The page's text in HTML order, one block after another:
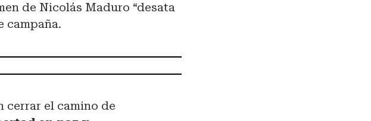
de Nicolás Maduro “desata
campaña.
cerrar el camino de